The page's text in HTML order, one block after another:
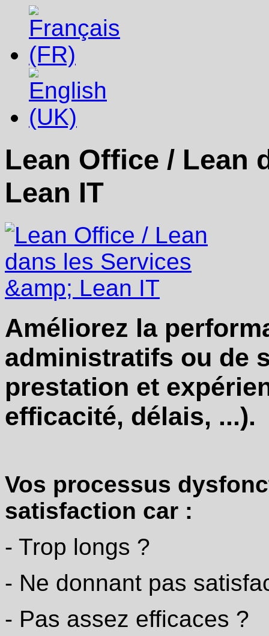
Lean Office / Lean
Lean IT
Améliorez la
administratifs ou de
prestation et
efficacité, délais, ...).
Vos processus
satisfaction car :
- Trop longs ?
- Ne donnant pas
- Pas assez efficaces ?